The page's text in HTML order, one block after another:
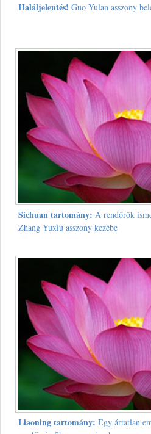
Haláljelentés! Guo Yulan asszony
Sichuan tartomány: A rendőrök
Zhang Yuxiu asszony kezébe
Liaoning tartomány: Egy ártatlan